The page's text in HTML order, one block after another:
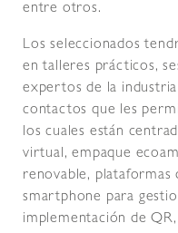
entre otros.
Los seleccionados
en talleres prácticos,
expertos de la
contactos que les
los cuales están
virtual, empaque
renovable, plataformas
smartphone para
implementación de